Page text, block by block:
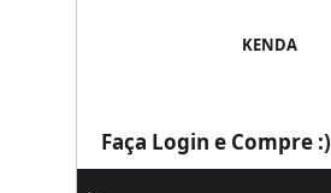
KENDA
Faça Login e Compre :)